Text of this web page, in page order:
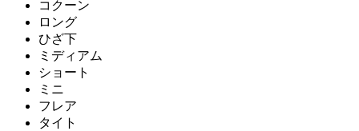
コクーン
ロング
ひざ下
ミディアム
ショート
ミニ
フレア
タイト